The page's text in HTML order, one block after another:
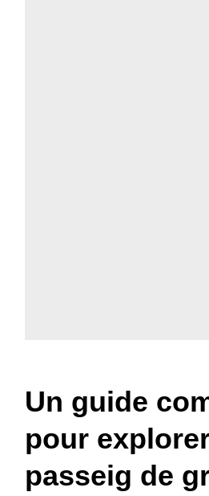
Un guide
pour
passeig de